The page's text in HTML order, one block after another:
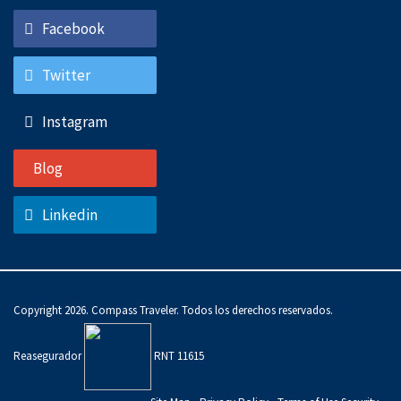
Facebook
Twitter
Instagram
Blog
Linkedin
Copyright 2026. Compass Traveler. Todos los derechos reservados.
Reasegurador RNT 11615